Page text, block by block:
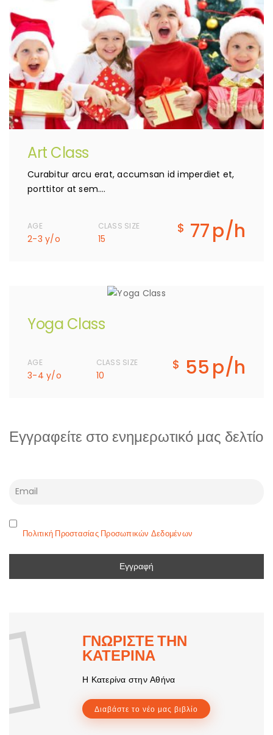
Art Class
Curabitur arcu erat, accumsan id imperdiet et,
porttitor at sem….
AGE
2-3 y/o
CLASS SIZE
15
$ 77p/h
Yoga Class
AGE
3-4 y/o
CLASS SIZE
10
$ 55p/h
Εγγραφείτε στο ενημερωτικό μας δελτίο
Πολιτική Προστασίας Προσωπικών Δεδομένων
ΓΝΩΡΙΣΤΕ ΤΗΝ
ΚΑΤΕΡΙΝΑ
Η Κατερίνα στην Αθήνα
Διαβάστε το νέο μας βιβλίο